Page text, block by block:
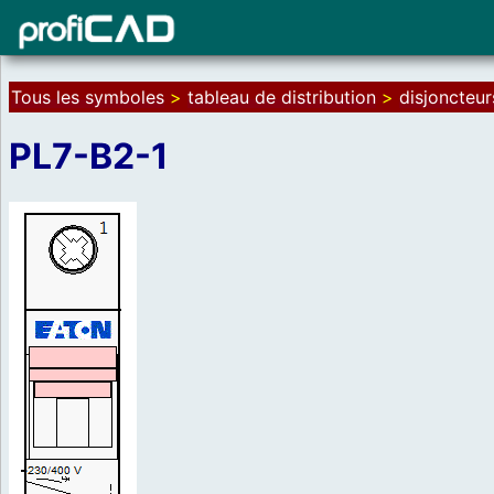
Tous les symboles > tableau de distribution >
PL7-B2-1